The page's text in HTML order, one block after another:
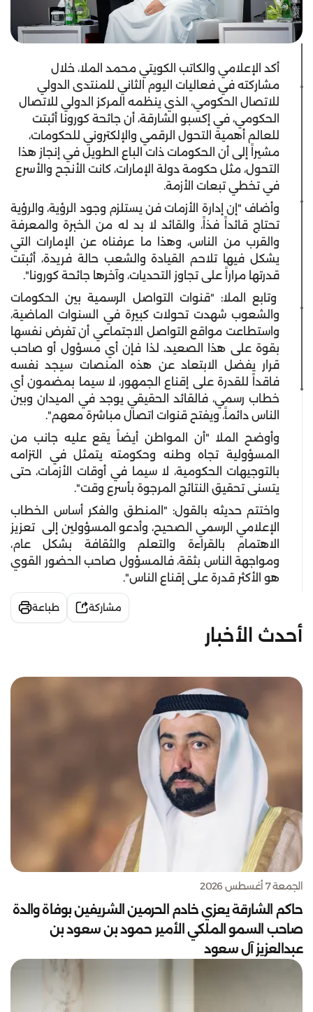
أكد الإعلامي والكاتب الكويتي محمد الملا، خلال
مشاركته في فعاليات اليوم الثاني للمنتدى الدولي
للاتصال الحكومي، الذي ينظمه المركز الدولي للاتصال
الحكومي، في إكسبو الشارقة، أن جائحة كورونا أثبتت
للعالم أهمية التحول الرقمي والإلكتروني للحكومات،
مشيراً إلى أن الحكومات ذات الباع الطويل في إنجاز هذا
التحول، مثل حكومة دولة الإمارات، كانت الأنجح والأسرع
في تخطي تبعات الأزمة.
وأضاف "إن إدارة الأزمات فن يستلزم وجود الرؤية، والرؤية
تحتاج قائداً فذاً، والقائد لا بد له من الخبرة والمعرفة
والقرب من الناس، وهذا ما عرفناه عن الإمارات التي
يشكل فيها تلاحم القيادة والشعب حالة فريدة، أثبتت
قدرتها مراراً على تجاوز التحديات، وآخرها جائحة كورونا".
وتابع الملا: "قنوات التواصل الرسمية بين الحكومات
والشعوب شهدت تحولات كبيرة في السنوات الماضية،
واستطاعت مواقع التواصل الاجتماعي أن تفرض نفسها
بقوة على هذا الصعيد، لذا فإن أي مسؤول أو صاحب
قرار يفضل الابتعاد عن هذه المنصات سيجد نفسه
فاقداً للقدرة على إقناع الجمهور، لا سيما بمضمون أي
خطاب رسمي، فالقائد الحقيقي يوجد في الميدان وبين
الناس دائماً، ويفتح قنوات اتصال مباشرة معهم".
وأوضح الملا "أن المواطن أيضاً يقع عليه جانب من
المسؤولية تجاه وطنه وحكومته يتمثل في التزامه
بالتوجيهات الحكومية، لا سيما في أوقات الأزمات، حتى
يتسنى تحقيق النتائج المرجوة بأسرع وقت".
واختتم حديثه بالقول: "المنطق والفكر أساس الخطاب
الإعلامي الرسمي الصحيح، وأدعو المسؤولين إلى تعزيز
الاهتمام بالقراءة والتعلم والثقافة بشكل عام،
ومواجهة الناس بثقة، فالمسؤول صاحب الحضور القوي
هو الأكثر قدرة على إقناع الناس".
مشاركة طباعة
أحدث الأخبار
الجمعة 7 أغسطس 2026
حاكم الشارقة يعزي خادم الحرمين الشريفين بوفاة والدة
صاحب السمو الملكي الأمير حمود بن سعود بن
عبدالعزيز آل سعود